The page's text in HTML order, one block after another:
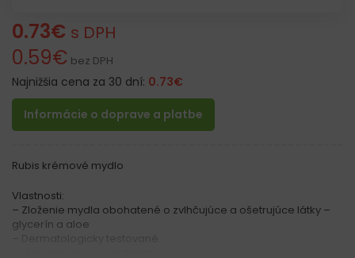
0.73€ s DPH
0.59€ bez DPH
Najnižšia cena za 30 dní: 0.73€
Informácie o doprave a platbe
Rubis krémové mydlo
Vlastnosti:
– Zloženie mydla obohatené o zvlhčujúce a ošetrujúce látky –
glycerín a aloe